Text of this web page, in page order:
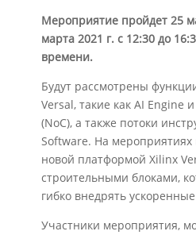
Мероприятие пройдет 25
марта 2021 г. с 12:30 до
времени.
Будут рассмотрены
Versal, такие как AI Engine
(NoC), а также потоки
Software. На мероприятиях
новой платформой Xilinx
строительными блоками,
гибко внедрять
Участники мероприятия,